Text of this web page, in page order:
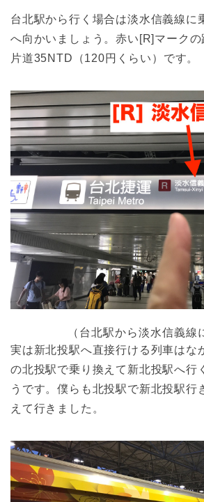
台北駅から行く場合は淡水信義線に
へ向かいましょう。赤い[R]マーク
片道35NTD（120円くらい）です。
（台北駅から淡水信義線
実は新北投駅へ直接行ける列車はな
の北投駅で乗り換えて新北投駅へ行
うです。僕らも北投駅で新北投駅行
えて行きました。